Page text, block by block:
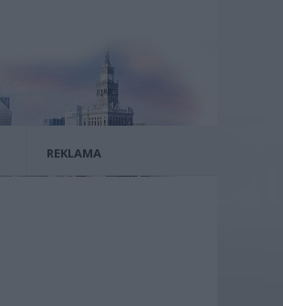
REKLAMA